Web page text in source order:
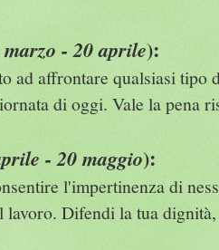
- 20 aprile):
ad affrontare qualsiasi tipo
di oggi. Vale la pena
- 20 maggio):
l'impertinenza di
lavoro. Difendi la tua